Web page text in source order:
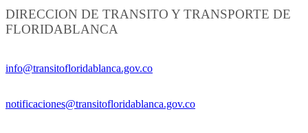
DIRECCION DE TRANSITO Y TRANSPORTE DE
FLORIDABLANCA
info@transitofloridablanca.gov.co
notificaciones@transitofloridablanca.gov.co